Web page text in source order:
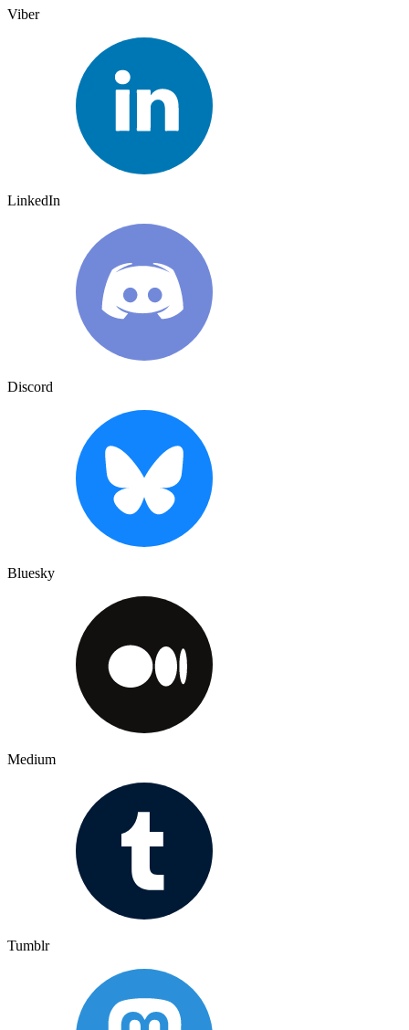
Viber
LinkedIn
Discord
Bluesky
Medium
Tumblr